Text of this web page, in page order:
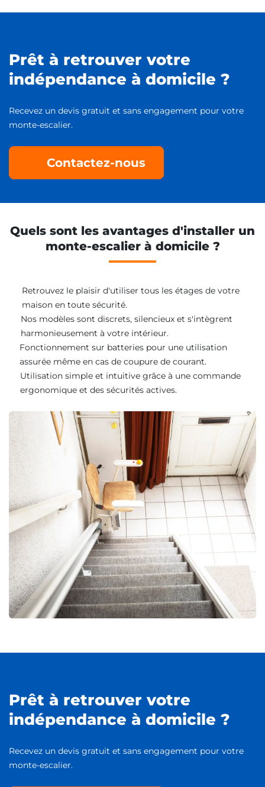
Prêt à retrouver votre
indépendance à domicile ?
Recevez un devis gratuit et sans engagement pour votre
monte-escalier.
Contactez-nous
Quels sont les avantages d'installer un
monte-escalier à domicile ?
Retrouvez le plaisir d'utiliser tous les étages de votre
maison en toute sécurité.
Nos modèles sont discrets, silencieux et s'intègrent
harmonieusement à votre intérieur.
Fonctionnement sur batteries pour une utilisation
assurée même en cas de coupure de courant.
Utilisation simple et intuitive grâce à une commande
ergonomique et des sécurités actives.
Prêt à retrouver votre
indépendance à domicile ?
Recevez un devis gratuit et sans engagement pour votre
monte-escalier.